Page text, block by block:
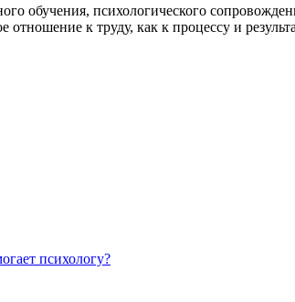
обучения, психологического
к труду, как к процессу и
психологу?